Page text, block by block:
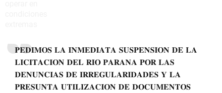
𝐏𝐄𝐃𝐈𝐌𝐎𝐒 𝐋𝐀 𝐈𝐍𝐌𝐄𝐃𝐈𝐀𝐓𝐀 𝐒𝐔𝐒𝐏𝐄𝐍𝐒𝐈𝐎𝐍 𝐃𝐄 𝐋𝐀
𝐋𝐈𝐂𝐈𝐓𝐀𝐂𝐈𝐎𝐍 𝐃𝐄𝐋 𝐑𝐈𝐎 𝐏𝐀𝐑𝐀𝐍𝐀 𝐏𝐎𝐑 𝐋𝐀𝐒
𝐃𝐄𝐍𝐔𝐍𝐂𝐈𝐀𝐒 𝐃𝐄 𝐈𝐑𝐑𝐄𝐆𝐔𝐋𝐀𝐑𝐈𝐃𝐀𝐃𝐄𝐒 𝐘 𝐋𝐀
𝐏𝐑𝐄𝐒𝐔𝐍𝐓𝐀 𝐔𝐓𝐈𝐋𝐈𝐙𝐀𝐂𝐈𝐎𝐍 𝐃𝐄 𝐃𝐎𝐂𝐔𝐌𝐄𝐍𝐓𝐎𝐒